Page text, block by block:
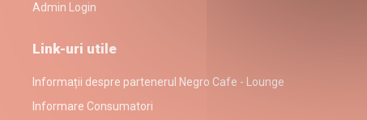
Admin Login
Link-uri utile
Informații despre partenerul Negro Cafe - Lounge
Informare Consumatori